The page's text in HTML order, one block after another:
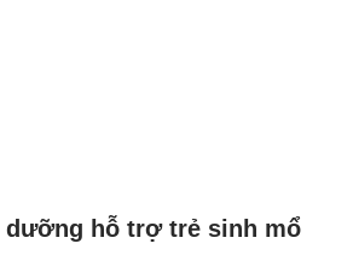
dưỡng hỗ trợ trẻ sinh mổ